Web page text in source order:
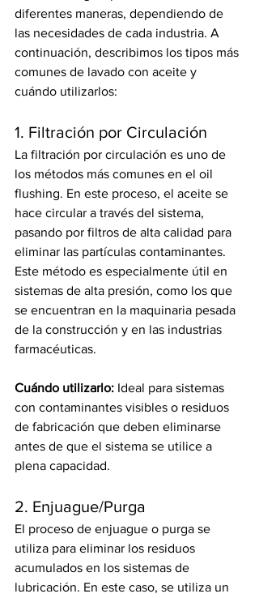
diferentes maneras, dependiendo de
las necesidades de cada industria. A
continuación, describimos los tipos más
comunes de lavado con aceite y
cuándo utilizarlos:
1. Filtración por Circulación
La filtración por circulación es uno de
los métodos más comunes en el oil
flushing. En este proceso, el aceite se
hace circular a través del sistema,
pasando por filtros de alta calidad para
eliminar las partículas contaminantes.
Este método es especialmente útil en
sistemas de alta presión, como los que
se encuentran en la maquinaria pesada
de la construcción y en las industrias
farmacéuticas.
Cuándo utilizarlo: Ideal para sistemas
con contaminantes visibles o residuos
de fabricación que deben eliminarse
antes de que el sistema se utilice a
plena capacidad.
2. Enjuague/Purga
El proceso de enjuague o purga se
utiliza para eliminar los residuos
acumulados en los sistemas de
lubricación. En este caso, se utiliza un